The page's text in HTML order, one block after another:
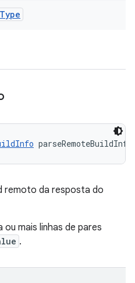
Type
remoto da resposta do
mais linhas de pares
.